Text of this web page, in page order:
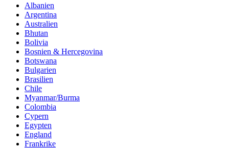
Albanien
Argentina
Australien
Bhutan
Bolivia
Bosnien & Hercegovina
Botswana
Bulgarien
Brasilien
Chile
Myanmar/Burma
Colombia
Cypern
Egypten
England
Frankrike